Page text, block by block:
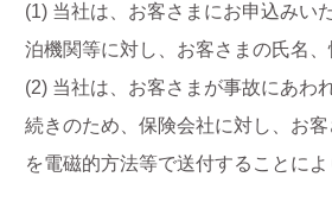
(1) 当社は、お客さまにお申込みい
泊機関等に対し、お客さまの氏名
(2) 当社は、お客さまが事故にあわ
続きのため、保険会社に対し、お
を電磁的方法等で送付することによ